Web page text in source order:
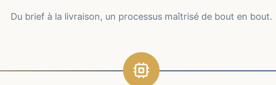
Du brief à la livraison, un processus maîtrisé de bout en bout.